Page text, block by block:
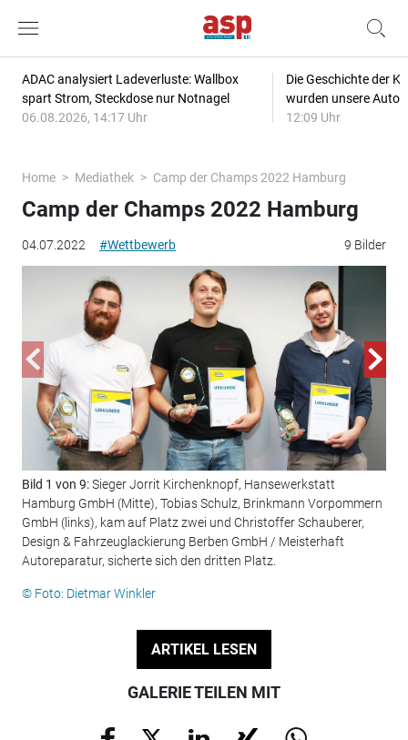
ADAC analysiert Ladeverluste: Wallbox
spart Strom, Steckdose nur Notnagel
06.08.2026, 14:17 Uhr
Die Geschichte der
wurden unsere
12:09 Uhr
Home Mediathek Camp der Champs 2022 Hamburg
04.07.2022 #Wettbewerb 9 Bilder
Camp der Champs 2022 Hamburg
Bild 1 von 9:Sieger Jorrit Kirchenknopf, Hansewerkstatt
Hamburg GmbH (Mitte), Tobias Schulz, Brinkmann Vorpommern
GmbH (links), kam auf Platz zwei und Christoffer Schauberer,
Design & Fahrzeuglackierung Berben GmbH / Meisterhaft
Autoreparatur, sicherte sich den dritten Platz.
© Foto: Dietmar Winkler
ARTIKEL LESEN
GALERIE TEILEN MIT